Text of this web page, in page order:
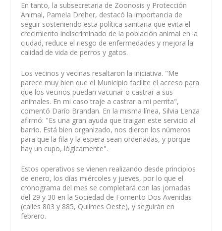
En tanto, la subsecretaria de Zoonosis y Protección
Animal, Pamela Dreher, destacó la importancia de
seguir sosteniendo esta política sanitaria que evita el
crecimiento indiscriminado de la población animal en la
ciudad, reduce el riesgo de enfermedades y mejora la
calidad de vida de perros y gatos.
Los vecinos y vecinas resaltaron la iniciativa. "Me
parece muy bien que el Municipio facilite el acceso para
que los vecinos puedan vacunar o castrar a sus
animales. En mi caso traje a castrar a mi perrita",
comentó Darío Brandan. En la misma línea, Silvia Lenza
afirmó: "Es una gran ayuda que traigan este servicio al
barrio. Está bien organizado, nos dieron los números
para que la fila y la espera sean ordenadas, y porque
hay un cupo, lógicamente".
Estos operativos se vienen realizando desde principios
de enero, los días miércoles y jueves, por lo que el
cronograma del mes se completará con las jornadas
del 29 y 30 en la Sociedad de Fomento Dos Avenidas
(calles 803 y 885, Quilmes Oeste), y seguirán en
febrero.